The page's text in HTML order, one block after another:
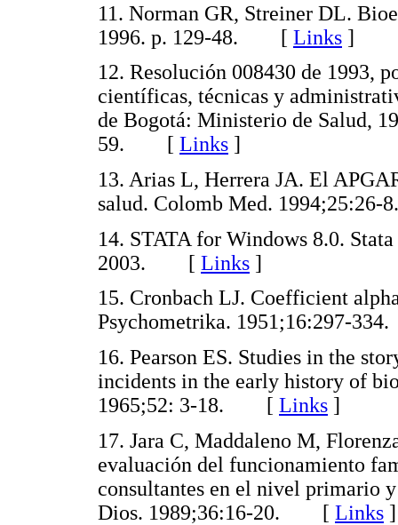
11. Norman GR, Streiner DL.
1996. p. 129-48. [ Links ]
12. Resolución 008430 de 1993,
científicas, técnicas y
de Bogotá: Ministerio de Salud,
59. [ Links ]
13. Arias L, Herrera JA. El
salud. Colomb Med.
14. STATA for Windows 8.0.
2003. [ Links ]
15. Cronbach LJ. Coefficient
Psychometrika. 1951;16:297-
16. Pearson ES. Studies in the
incidents in the early history of
1965;52: 3-18. [ Links ]
17. Jara C, Maddaleno M,
evaluación del funcionamiento
consultantes en el nivel primario
Dios. 1989;36:16-20. [ Links ]